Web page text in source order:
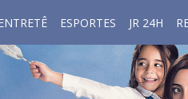
ESPORTES JR 24H